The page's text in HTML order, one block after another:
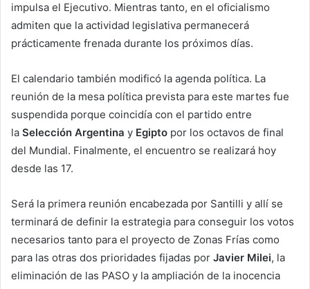
impulsa el Ejecutivo. Mientras tanto, en el oficialismo
admiten que la actividad legislativa permanecerá
prácticamente frenada durante los próximos días.
El calendario también modificó la agenda política. La
reunión de la mesa política prevista para este martes fue
suspendida porque coincidía con el partido entre
la Selección Argentina y Egipto por los octavos de final
del Mundial. Finalmente, el encuentro se realizará hoy
desde las 17.
Será la primera reunión encabezada por Santilli y allí se
terminará de definir la estrategia para conseguir los votos
necesarios tanto para el proyecto de Zonas Frías como
para las otras dos prioridades fijadas por Javier Milei, la
eliminación de las PASO y la ampliación de la inocencia